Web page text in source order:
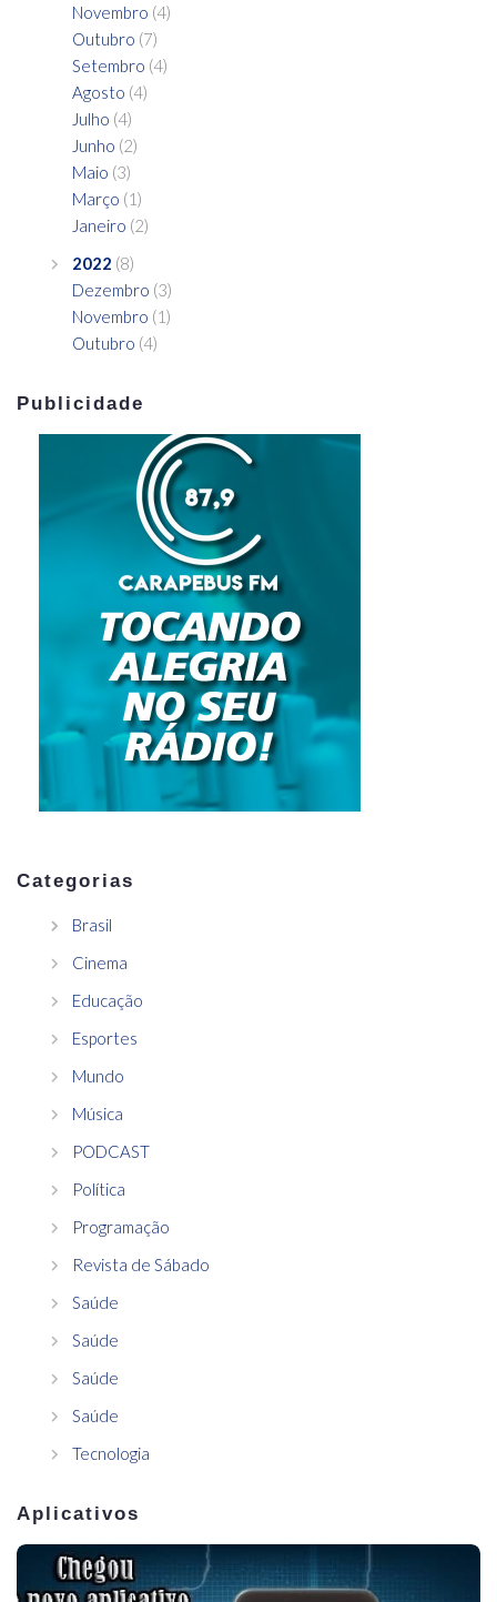
Novembro (4)
Outubro (7)
Setembro (4)
Agosto (4)
Julho (4)
Junho (2)
Maio (3)
Março (1)
Janeiro (2)
2022 (8)
Dezembro (3)
Novembro (1)
Outubro (4)
Publicidade
Categorias
Brasil
Cinema
Educação
Esportes
Mundo
Música
PODCAST
Política
Programação
Revista de Sábado
Saúde
Saúde
Saúde
Saúde
Tecnologia
Aplicativos